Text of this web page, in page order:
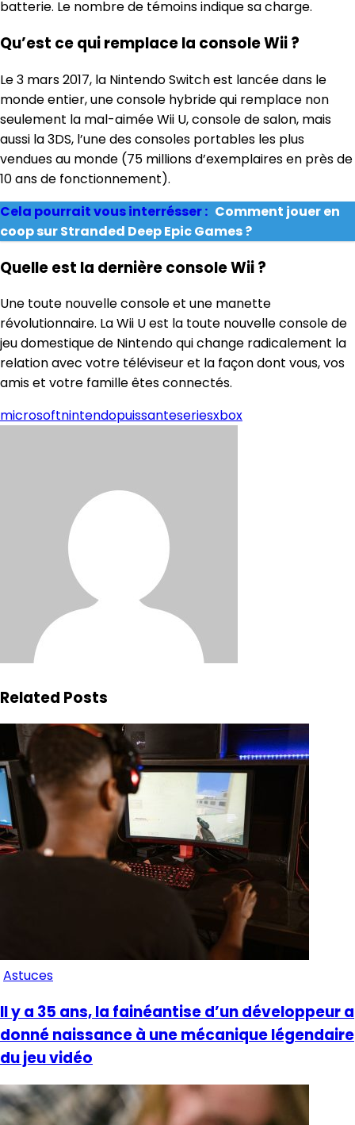
batterie. Le nombre de témoins indique sa charge.
Qu’est ce qui remplace la console Wii ?
Le 3 mars 2017, la Nintendo Switch est lancée dans le
monde entier, une console hybride qui remplace non
seulement la mal-aimée Wii U, console de salon, mais
aussi la 3DS, l’une des consoles portables les plus
vendues au monde (75 millions d’exemplaires en près de
10 ans de fonctionnement).
Cela pourrait vous interrésser : Comment jouer en
coop sur Stranded Deep Epic Games ?
Quelle est la dernière console Wii ?
Une toute nouvelle console et une manette
révolutionnaire. La Wii U est la toute nouvelle console de
jeu domestique de Nintendo qui change radicalement la
relation avec votre téléviseur et la façon dont vous, vos
amis et votre famille êtes connectés.
microsoftnintendopuissanteseriesxbox
Related Posts
Astuces
Il y a 35 ans, la fainéantise d’un développeur a
donné naissance à une mécanique légendaire
du jeu vidéo